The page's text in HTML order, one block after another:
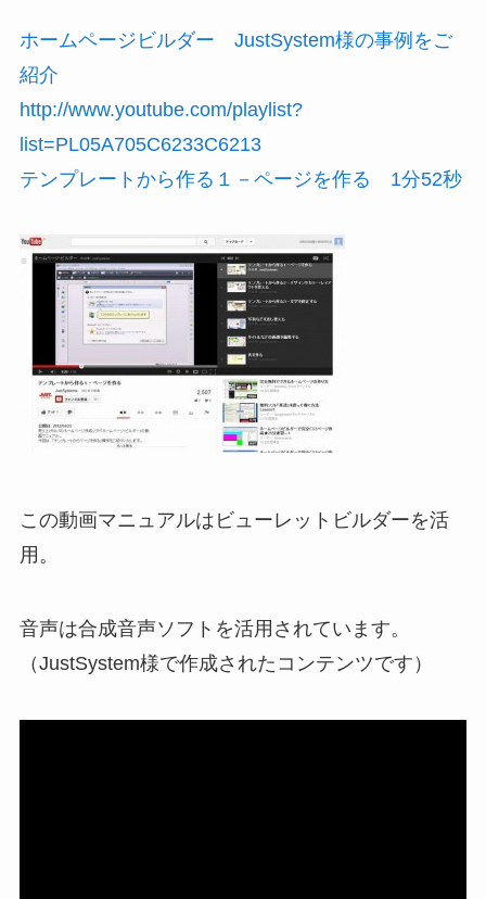
ホームページビルダー JustSystem様の事例をご
紹介
http://www.youtube.com/playlist?
list=PL05A705C6233C6213
テンプレートから作る１－ページを作る 1分52秒
この動画マニュアルはビューレットビルダーを活
用。
音声は合成音声ソフトを活用されています。
（JustSystem様で作成されたコンテンツです）